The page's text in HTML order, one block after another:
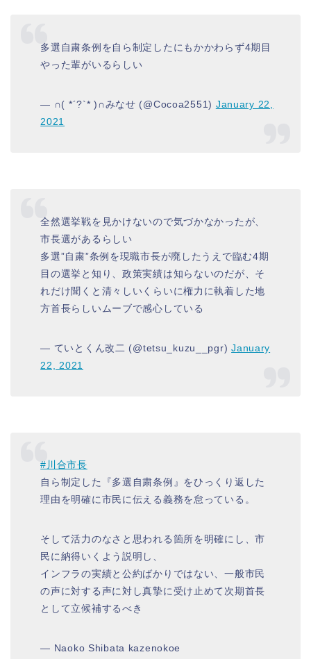
多選自粛条例を自ら制定したにもかかわらず4期目
やった輩がいるらしい
— ∩( *´?`* )∩みなせ (@Cocoa2551) January 22,
2021
全然選挙戦を見かけないので気づかなかったが、
市長選があるらしい
多選”自粛”条例を現職市長が廃したうえで臨む4期
目の選挙と知り、政策実績は知らないのだが、そ
れだけ聞くと清々しいくらいに権力に執着した地
方首長らしいムーブで感心している
— ていとくん改二 (@tetsu_kuzu__pgr)January
22, 2021
#川合市長
自ら制定した『多選自粛条例』をひっくり返した
理由を明確に市民に伝える義務を怠っている。
そして活力のなさと思われる箇所を明確にし、市
民に納得いくよう説明し、
インフラの実績と公約ばかりではない、一般市民
の声に対する声に対し真摯に受け止めて次期首長
として立候補するべき
— Naoko Shibata kazenokoe